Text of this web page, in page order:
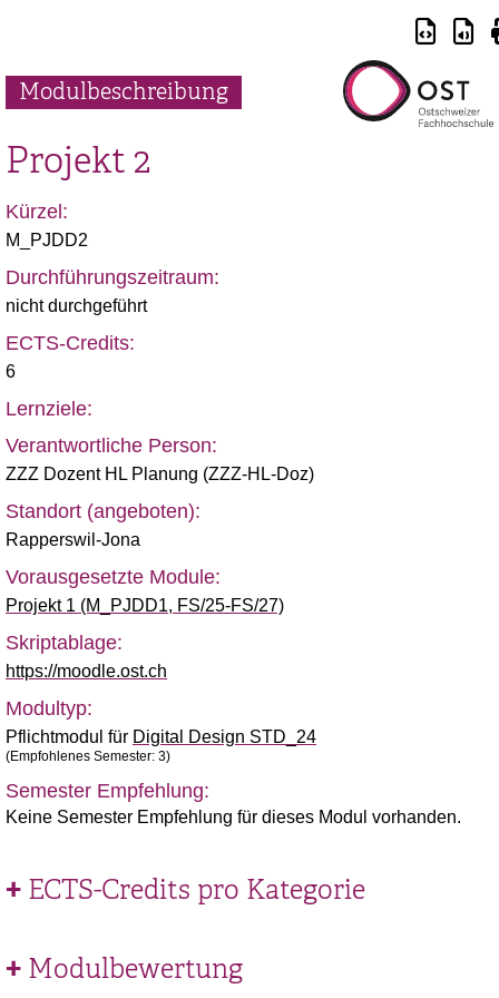
Modulbeschreibung
Projekt 2
Kürzel:
M_PJDD2
Durchführungszeitraum:
nicht durchgeführt
ECTS-Credits:
6
Lernziele:
Verantwortliche Person:
ZZZ Dozent HL Planung (ZZZ-HL-Doz)
Standort (angeboten):
Rapperswil-Jona
Vorausgesetzte Module:
Projekt 1 (M_PJDD1, FS/25-FS/27)
Skriptablage:
https://moodle.ost.ch
Modultyp:
Pflichtmodul für Digital Design STD_24
(Empfohlenes Semester: 3)
Semester Empfehlung:
Keine Semester Empfehlung für dieses Modul vorhanden.
ECTS-Credits pro Kategorie
Modulbewertung